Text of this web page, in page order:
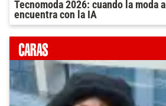
Tecnomoda 2026: cuando la moda
encuentra con la IA